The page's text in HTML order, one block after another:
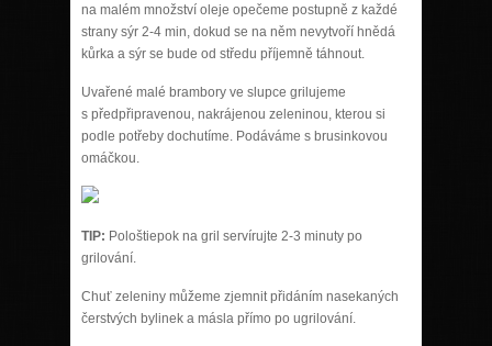
na malém množství oleje opečeme postupně z každé
strany sýr 2-4 min, dokud se na něm nevytvoří hnědá
kůrka a sýr se bude od středu příjemně táhnout.
Uvařené malé brambory ve slupce grilujeme
s předpřipravenou, nakrájenou zeleninou, kterou si
podle potřeby dochutíme. Podáváme s brusinkovou
omáčkou.
TIP: Pološtiepok na gril servírujte 2-3 minuty po
grilování.
Chuť zeleniny můžeme zjemnit přidáním nasekaných
čerstvých bylinek a másla přímo po ugrilování.